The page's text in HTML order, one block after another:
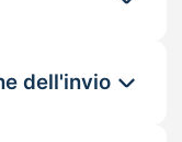
dell'invio